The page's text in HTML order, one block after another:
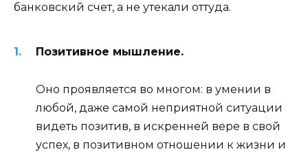
банковский счет, а не утекали оттуда.
Позитивное мышление.
Оно проявляется во многом: в умении в
любой, даже самой неприятной ситуации
видеть позитив, в искренней вере в свой
успех, в позитивном отношении к жизни и